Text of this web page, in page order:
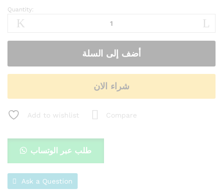
Sultan
مجمر
quantity
Quantity:
أضف إلى السلة
شراء الان
Add to wishlist Compare
طلب عبر الوتساب
Ask a Question